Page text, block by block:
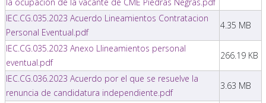
IEC.CG.035.2023 Acuerdo Lineamientos Contratacion
Personal Eventual.pdf
4.35 MB
IEC.CG.035.2023 Anexo Llineamientos personal
eventual.pdf
266.19 KB
IEC.CG.036.2023 Acuerdo por el que se resuelve la
renuncia de candidatura independiente.pdf
3.63 MB